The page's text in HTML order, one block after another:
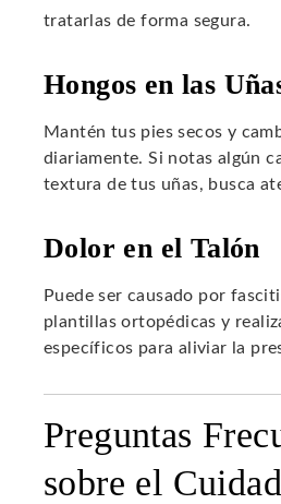
tratarlas de forma segura.
Hongos en las
Mantén tus pies secos y
diariamente. Si notas algún
textura de tus uñas, busca
Dolor en el Talón
Puede ser causado por
plantillas ortopédicas y
específicos para aliviar la
Preguntas
sobre el